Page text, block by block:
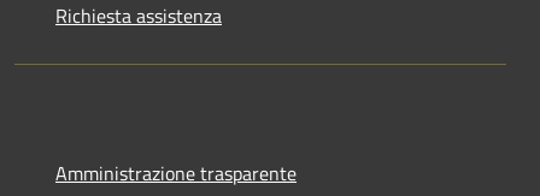
Richiesta assistenza
Amministrazione trasparente